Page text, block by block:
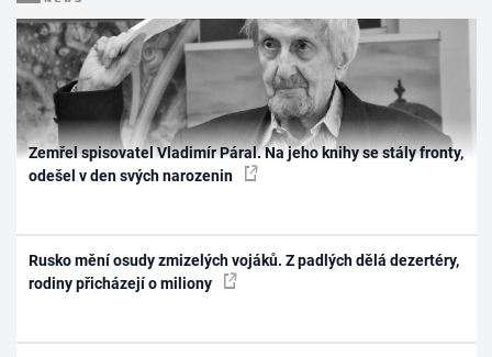
Zemřel spisovatel Vladimír Páral. Na jeho knihy se stály fronty,
odešel v den svých narozenin
Rusko mění osudy zmizelých vojáků. Z padlých dělá dezertéry,
rodiny přicházejí o miliony